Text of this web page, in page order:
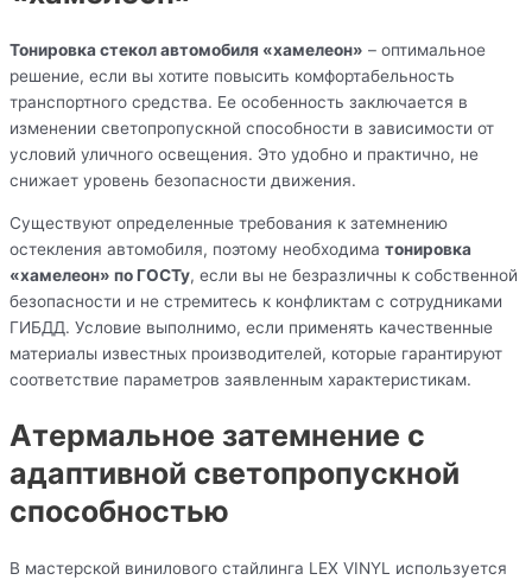
Тонировка стекол автомобиля «хамелеон» – оптимальное
решение, если вы хотите повысить комфортабельность
транспортного средства. Ее особенность заключается в
изменении светопропускной способности в зависимости от
условий уличного освещения. Это удобно и практично, не
снижает уровень безопасности движения.
Существуют определенные требования к затемнению
остекления автомобиля, поэтому необходима тонировка
«хамелеон» по ГОСТу, если вы не безразличны к собственной
безопасности и не стремитесь к конфликтам с сотрудниками
ГИБДД. Условие выполнимо, если применять качественные
материалы известных производителей, которые гарантируют
соответствие параметров заявленным характеристикам.
Атермальное затемнение с
адаптивной светопропускной
способностью
В мастерской винилового стайлинга LEX VINYL используется